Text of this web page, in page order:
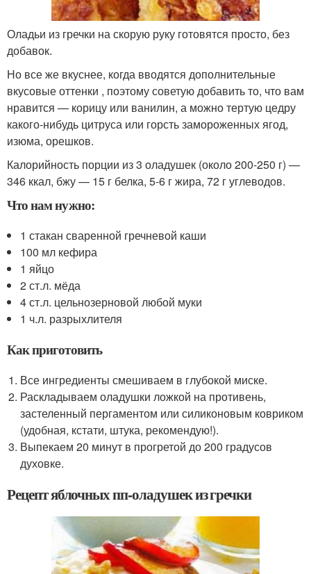
Оладьи из гречки на скорую руку готовятся просто, без
добавок.
Но все же вкуснее, когда вводятся дополнительные
вкусовые оттенки , поэтому советую добавить то, что вам
нравится — корицу или ванилин, а можно тертую цедру
какого-нибудь цитруса или горсть замороженных ягод,
изюма, орешков.
Калорийность порции из 3 оладушек (около 200-250 г) —
346 ккал, бжу — 15 г белка, 5-6 г жира, 72 г углеводов.
Что нам нужно:
1 стакан сваренной гречневой каши
100 мл кефира
1 яйцо
2 ст.л. мёда
4 ст.л. цельнозерновой любой муки
1 ч.л. разрыхлителя
Как приготовить
Все ингредиенты смешиваем в глубокой миске.
Раскладываем оладушки ложкой на противень,
застеленный пергаментом или силиконовым ковриком
(удобная, кстати, штука, рекомендую!).
Выпекаем 20 минут в прогретой до 200 градусов
духовке.
Рецепт яблочных пп-оладушек из гречки